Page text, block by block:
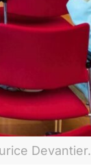
Devantier.